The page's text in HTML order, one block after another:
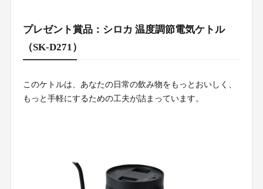
プレゼント賞品：シロカ 温度調節電気ケトル
（SK-D271）
このケトルは、あなたの日常の飲み物をもっとおいしく、
もっと手軽にするための工夫が詰まっています。